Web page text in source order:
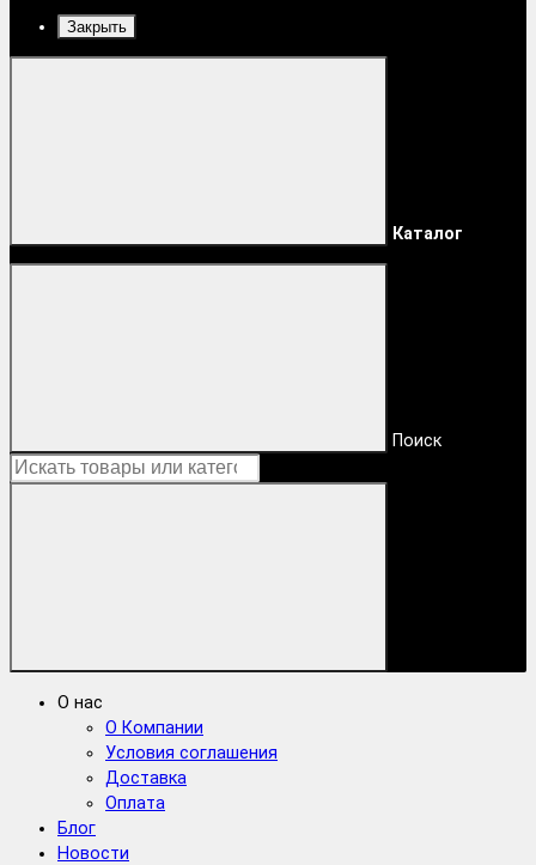
Закрыть
Каталог
Поиск
О нас
О Компании
Условия соглашения
Доставка
Оплата
Блог
Новости